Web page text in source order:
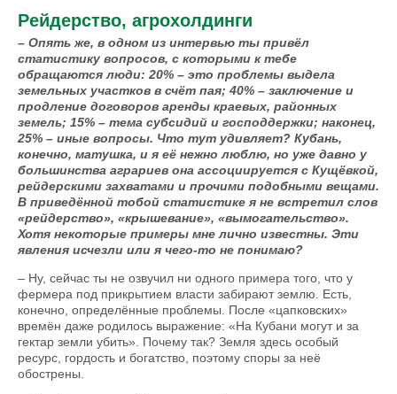
Рейдерство, агрохолдинги
– Опять же, в одном из интервью ты привёл
статистику вопросов, с которыми к тебе
обращаются люди: 20% – это проблемы выдела
земельных участков в счёт пая; 40% – заключение и
продление договоров аренды краевых, районных
земель; 15% – тема субсидий и господдержки; наконец,
25% – иные вопросы. Что тут удивляет? Кубань,
конечно, матушка, и я её нежно люблю, но уже давно у
большинства аграриев она ассоциируется с Кущёвкой,
рейдерскими захватами и прочими подобными вещами.
В приведённой тобой статистике я не встретил слов
«рейдерство», «крышевание», «вымогательство».
Хотя некоторые примеры мне лично известны. Эти
явления исчезли или я чего-то не понимаю?
– Ну, сейчас ты не озвучил ни одного примера того, что у
фермера под прикрытием власти забирают землю. Есть,
конечно, определённые проблемы. После «цапковских»
времён даже родилось выражение: «На Кубани могут и за
гектар земли убить». Почему так? Земля здесь особый
ресурс, гордость и богатство, поэтому споры за неё
обострены.